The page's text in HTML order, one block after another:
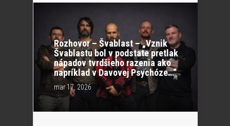
Rozhovor – Švablast – „Vznik
Švablastu bol v podstate pretlak
nápadov tvrdšieho razenia ako
napríklad v Davovej Psychóze…“
mar 17, 2026